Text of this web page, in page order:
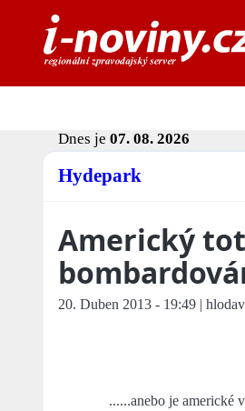
Dnes je 07. 08. 2026
Hydepark
Americký
20. Duben 2013 - 19:49 |
......anebo je americké